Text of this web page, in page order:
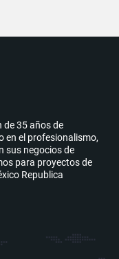
de 35 años de
en el profesionalismo,
sus negocios de
para proyectos de
Republica